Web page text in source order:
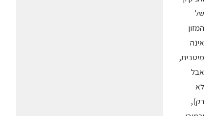
של
המזון
אינה
מיטבית,
אבל
לא
רק),